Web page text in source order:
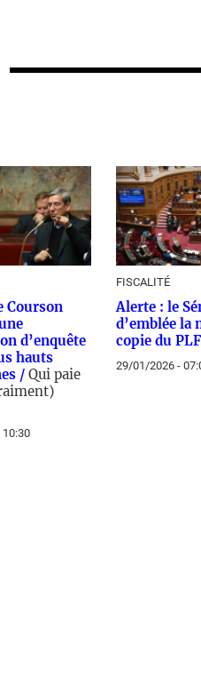
Courson
d’enquête
hauts
/ Qui paie
FISCALITÉ
Alerte : le
d’emblée la
copie du
29/01/2026 -